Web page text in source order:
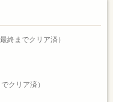
終までクリア済）
クリア済）